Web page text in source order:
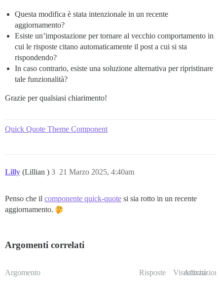
Questa modifica è stata intenzionale in un recente
aggiornamento?
Esiste un’impostazione per tornare al vecchio comportamento in
cui le risposte citano automaticamente il post a cui si sta
rispondendo?
In caso contrario, esiste una soluzione alternativa per ripristinare
tale funzionalità?
Grazie per qualsiasi chiarimento!
Quick Quote Theme Component
Lilly (Lillian ) 21 Marzo 2025, 4:40am
3
Penso che il componente quick-quote si sia rotto in un recente
aggiornamento.
Argomenti correlati
Argomento Risposte Visualizzazioni
Attività